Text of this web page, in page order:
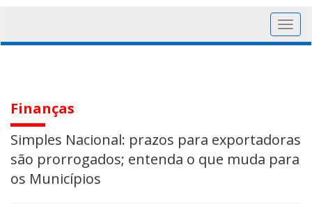
Finanças
Simples Nacional: prazos para exportadoras
são prorrogados; entenda o que muda para
os Municípios